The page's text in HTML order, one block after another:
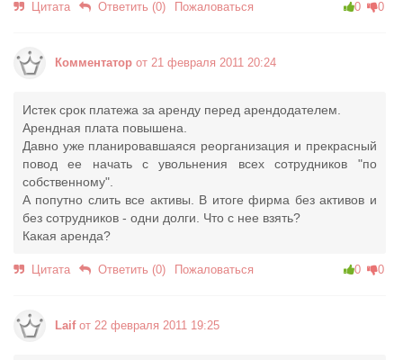
Цитата Ответить (0) Пожаловаться 0 0
Комментатор от 21 февраля 2011 20:24
Истек срок платежа за аренду перед арендодателем.
Арендная плата повышена.
Давно уже планировавшаяся реорганизация и прекрасный
повод ее начать с увольнения всех сотрудников "по
собственному".
А попутно слить все активы. В итоге фирма без активов и
без сотрудников - одни долги. Что с нее взять?
Какая аренда?
Цитата Ответить (0) Пожаловаться 0 0
Laifот 22 февраля 2011 19:25